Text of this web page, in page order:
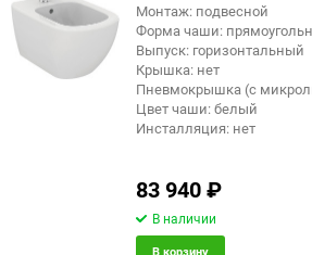
Монтаж: подвесной
Форма чаши:
Выпуск: горизонтальный
Крышка: нет
Пневмокрышка (с
Цвет чаши: белый
Инсталляция: нет
83 940₽
В наличии
В корзину